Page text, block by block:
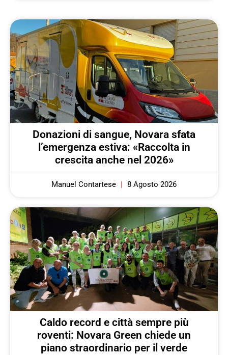
Donazioni di sangue, Novara sfata
l’emergenza estiva: «Raccolta in
crescita anche nel 2026»
Manuel Contartese 8 Agosto 2026
Caldo record e città sempre più
roventi: Novara Green chiede un
piano straordinario per il verde